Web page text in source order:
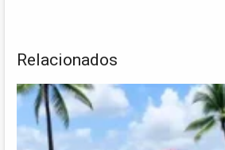
Relacionados